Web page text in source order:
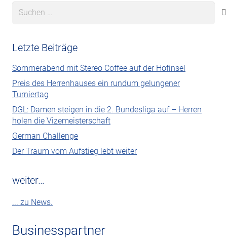
Suchen
Letzte Beiträge
Sommerabend mit Stereo Coffee auf der Hofinsel
Preis des Herrenhauses ein rundum gelungener
Turniertag
DGL: Damen steigen in die 2. Bundesliga auf – Herren
holen die Vizemeisterschaft
German Challenge
Der Traum vom Aufstieg lebt weiter
weiter…
... zu News.
Businesspartner